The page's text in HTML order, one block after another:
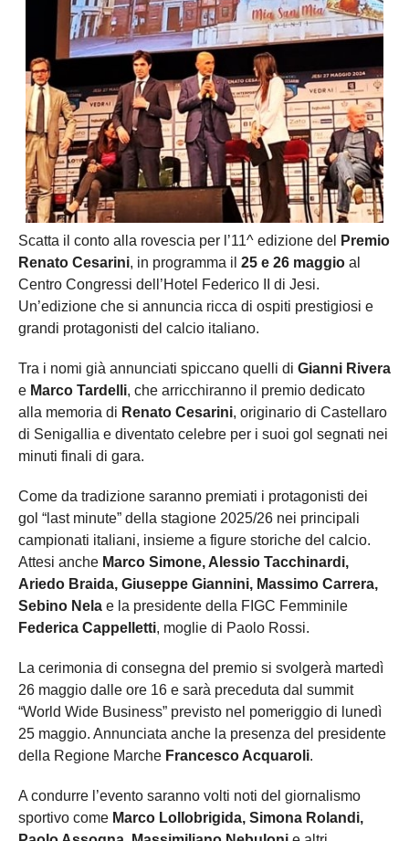
Scatta il conto alla rovescia per l’11^ edizione del
Premio
Renato Cesarini, in programma il 25 e 26 maggio al
Centro Congressi dell’Hotel Federico II di Jesi.
Un’edizione che si annuncia ricca di ospiti prestigiosi e
grandi protagonisti del calcio italiano.
Tra i nomi già annunciati spiccano quelli di Gianni Rivera
e Marco Tardelli, che arricchiranno il premio dedicato
alla memoria di Renato Cesarini, originario di Castellaro
di Senigallia e diventato celebre per i suoi gol segnati nei
minuti finali di gara.
Come da tradizione saranno premiati i protagonisti dei
gol “last minute” della stagione 2025/26 nei principali
campionati italiani, insieme a figure storiche del calcio.
Attesi anche Marco Simone, Alessio Tacchinardi,
Ariedo Braida, Giuseppe Giannini, Massimo Carrera,
Sebino Nela e la presidente della FIGC Femminile
Federica Cappelletti, moglie di Paolo Rossi.
La cerimonia di consegna del premio si svolgerà martedì
26 maggio dalle ore 16 e sarà preceduta dal summit
“World Wide Business” previsto nel pomeriggio di lunedì
25 maggio. Annunciata anche la presenza del presidente
della Regione Marche Francesco Acquaroli.
A condurre l’evento saranno volti noti del giornalismo
sportivo come Marco Lollobrigida, Simona Rolandi,